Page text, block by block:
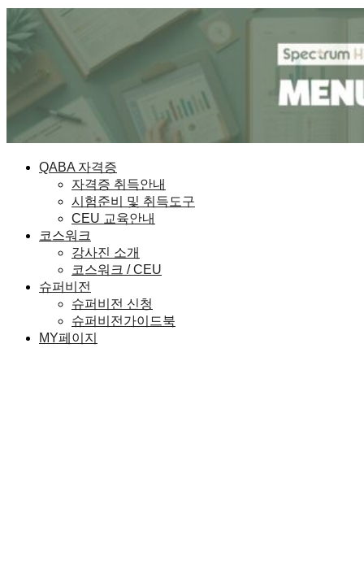
QABA 자격증
자격증 취득안내
시험준비 및 취득도구
CEU 교육안내
코스워크
강사진 소개
코스워크 / CEU
슈퍼비전
슈퍼비전 신청
슈퍼비전가이드북
MY페이지